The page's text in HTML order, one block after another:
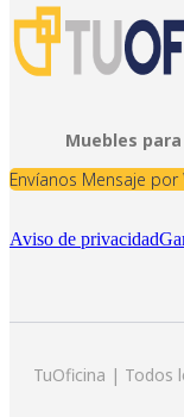
Muebles
Envíanos Mensaje
Aviso de privacidad
TuOficina | Todos